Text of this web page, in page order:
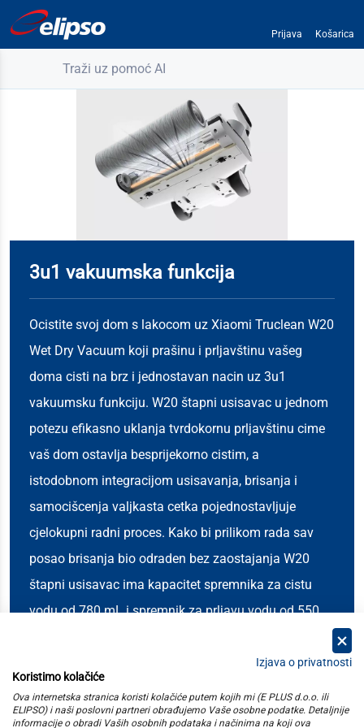
Prijava Košarica
Traži uz pomoć AI
3u1 vakuumska funkcija
Ocistite svoj dom s lakocom uz Xiaomi Truclean W20
Wet Dry Vacuum koji prašinu i prljavštinu vašeg
doma cisti na brz i jednostavan nacin uz 3u1
vakuumsku funkciju. W20 štapni usisavac u jednom
potezu efikasno uklanja tvrdokornu prljavštinu cime
vaš dom ostavlja besprijekorno cistim, a
istodobnom integracijom usisavanja, brisanja i
samocišcenja valjkasta cetka pojednostavljuje
cjelokupni radni proces. Kako bi prilikom rada sav
posao brisanja bio odraden bez zaostajanja W20
štapni usisavac ima kapacitet spremnika za cistu
vodu od 780 mL i spremnik za prljavu vodu od 550
kategorije
Izjava o privatnosti
Koristimo kolačiće
Ova internetska stranica koristi kolačiće putem kojih mi (E PLUS d.o.o. ili
ELIPSO) i naši poslovni partneri obrađujemo Vaše osobne podatke. Detaljnije
informacije o obradi Vaših osobnih podataka i načinima na koji ova